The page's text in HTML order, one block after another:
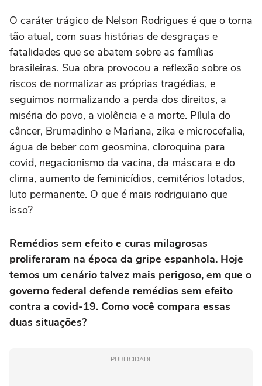
O caráter trágico de Nelson Rodrigues é que o torna
tão atual, com suas histórias de desgraças e
fatalidades que se abatem sobre as famílias
brasileiras. Sua obra provocou a reflexão sobre os
riscos de normalizar as próprias tragédias, e
seguimos normalizando a perda dos direitos, a
miséria do povo, a violência e a morte. Pílula do
câncer, Brumadinho e Mariana, zika e microcefalia,
água de beber com geosmina, cloroquina para
covid, negacionismo da vacina, da máscara e do
clima, aumento de feminicídios, cemitérios lotados,
luto permanente. O que é mais rodriguiano que
isso?
Remédios sem efeito e curas milagrosas
proliferaram na época da gripe espanhola. Hoje
temos um cenário talvez mais perigoso, em que o
governo federal defende remédios sem efeito
contra a covid-19. Como você compara essas
duas situações?
PUBLICIDADE